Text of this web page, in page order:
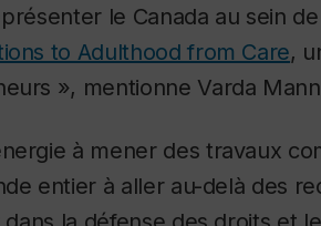
le Canada au sein de
to Adulthood from Care,
», mentionne Varda
à mener des travaux
entier à aller au-delà des